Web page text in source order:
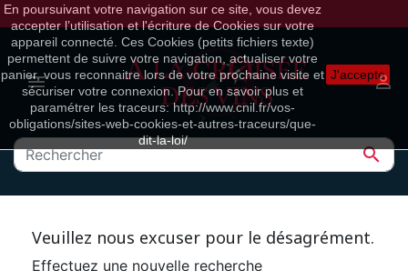



Veuillez nous excuser pour le désagrément.
Effectuez une nouvelle recherche
En poursuivant votre navigation sur ce site, vous devez
accepter l’utilisation et l'écriture de Cookies sur votre
appareil connecté. Ces Cookies (petits fichiers texte)
permettent de suivre votre navigation, actualiser votre
panier, vous reconnaitre lors de votre prochaine visite et
sécuriser votre connexion. Pour en savoir plus et
paramétrer les traceurs: http://www.cnil.fr/vos-
obligations/sites-web-cookies-et-autres-traceurs/que-
dit-la-loi/
J'accepte